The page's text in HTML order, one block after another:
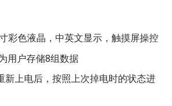
彩色液晶，中英文显示，触摸屏操控
用户存储8组数据
新上电后，按照上次掉电时的状态进